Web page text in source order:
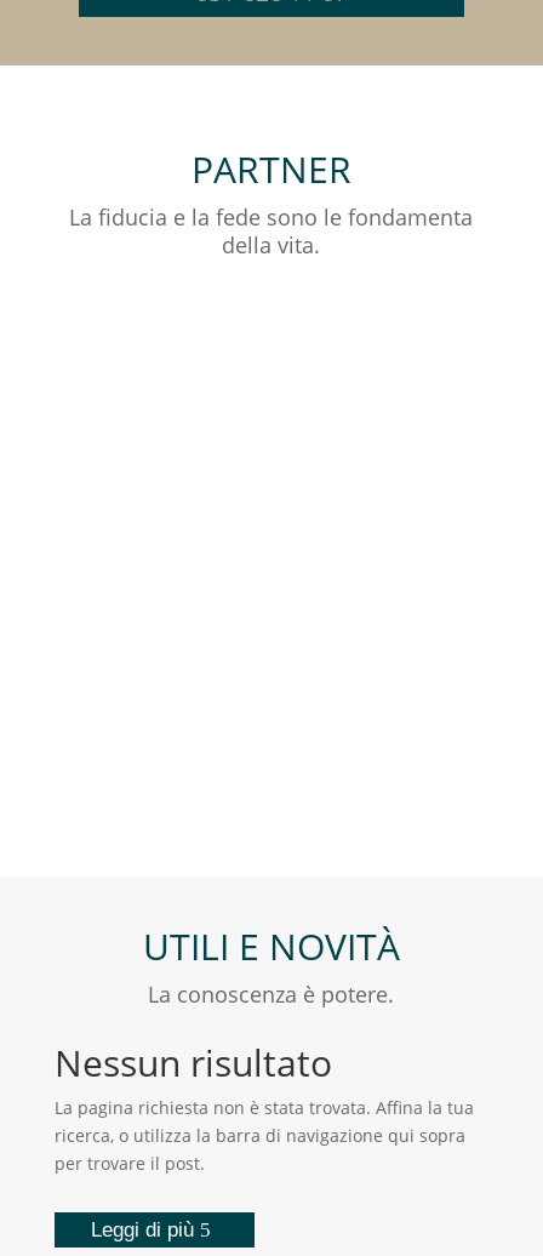
PARTNER
La fiducia e la fede sono le fondamenta
della vita.
UTILI E NOVITÀ
La conoscenza è potere.
Nessun risultato
La pagina richiesta non è stata trovata. Affina la tua
ricerca, o utilizza la barra di navigazione qui sopra
per trovare il post.
Leggi di più